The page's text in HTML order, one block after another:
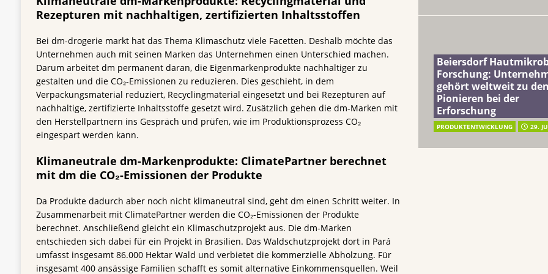
Rezepturen mit nachhaltigen, zertifizierten Inhaltsstoffen
Bei dm-drogerie markt hat das Thema Klimaschutz viele Facetten. Deshalb möchte das
Unternehmen auch mit seinen Marken das Unternehmen einen Unterschied machen.
Darum arbeitet dm permanent daran, die Eigenmarkenprodukte nachhaltiger zu
gestalten und die CO₂-Emissionen zu reduzieren. Dies geschieht, in dem
Verpackungsmaterial reduziert, Recyclingmaterial eingesetzt und bei Rezepturen auf
nachhaltige, zertifizierte Inhaltsstoffe gesetzt wird. Zusätzlich gehen die dm-Marken mit
den Herstellpartnern ins Gespräch und prüfen, wie im Produktionsprozess CO₂
eingespart werden kann.
Klimaneutrale dm-Markenprodukte: ClimatePartner berechnet
mit dm die CO₂-Emissionen der Produkte
Da Produkte dadurch aber noch nicht klimaneutral sind, geht dm einen Schritt weiter. In
Zusammenarbeit mit ClimatePartner werden die CO₂-Emissionen der Produkte
berechnet. Anschließend gleicht ein Klimaschutzprojekt aus. Die dm-Marken
entschieden sich dabei für ein Projekt in Brasilien. Das Waldschutzprojekt dort in Pará
umfasst insgesamt 86.000 Hektar Wald und verbietet die kommerzielle Abholzung. Für
insgesamt 400 ansässige Familien schafft es somit alternative Einkommensquellen. Weil
Beiersdorf
Forschung:
gehört weltweit zu den
Pionieren bei der
Erforschung
PRODUKTENTWICKLUNG 29.